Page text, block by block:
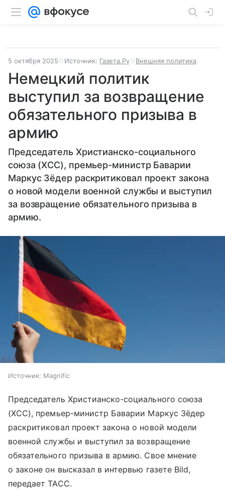
5 октября 2025 Источник: Газета.Ру Внешняя политика
Немецкий политик
выступил за возвращение
обязательного призыва в
армию
Председатель Христианско-социального
союза (ХСС), премьер-министр Баварии
Маркус Зёдер раскритиковал проект закона
о новой модели военной службы и выступил
за возвращение обязательного призыва в
армию.
Источник: Magnific
Председатель Христианско-социального союза
(ХСС), премьер-министр Баварии Маркус Зёдер
раскритиковал проект закона о новой модели
военной службы и выступил за возвращение
обязательного призыва в армию. Свое мнение
о законе он высказал в интервью газете Bild,
передает ТАСС.